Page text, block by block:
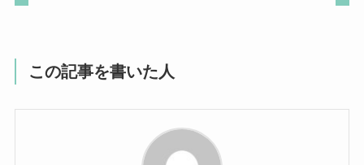
この記事を書いた人